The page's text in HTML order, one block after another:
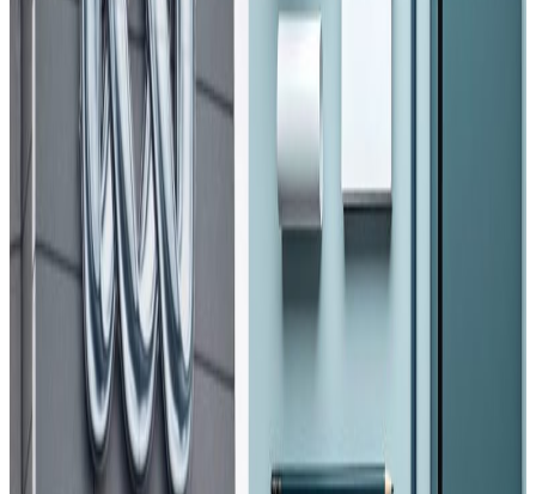
काठमाडौं । मध्यपूर्वमा बढ्दो तनावका कारण दुबई अन्तर्राष्ट्रिय
विमानस्थल अस्थायी रूपमा बन्द गरिएको छ।
सोमबार भएको ड्रोन आक्रमणबाट विमानस्थल नजिकको इन्धन
ट्याङ्कीमा आगो लागेपछि फ्लाई दुबईले सबै उडानहरू स्थगित गरेको
हो। कम्पनीले यात्रुहरूलाई हाल विमानस्थल नजान सुझाव दिँदै